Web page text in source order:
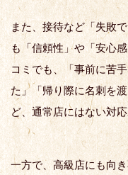
また、接待など「失敗
も「信頼性」や「安心
コミでも、「事前に苦
た」「帰り際に名刺を
ど、通常店にはない対
一方で、高級店にも向